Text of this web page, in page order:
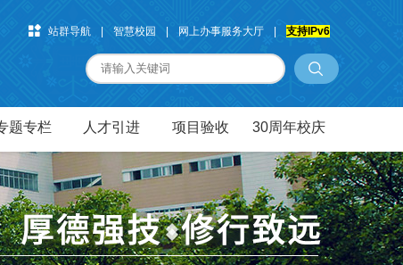
站群导航 智慧校园 网上办事服务大厅 支持IPv6
题专栏 人才引进 项目验收 30周年校庆